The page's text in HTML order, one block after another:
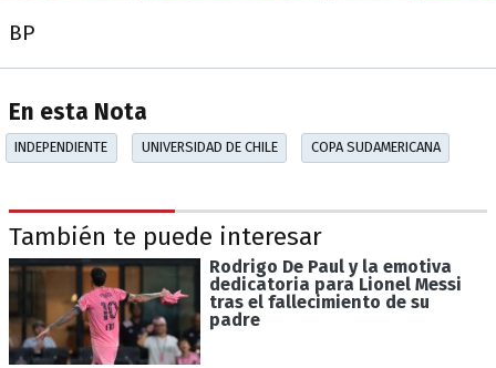
BP
En esta Nota
INDEPENDIENTE UNIVERSIDAD DE CHILE COPA SUDAMERICANA
También te puede interesar
Rodrigo De Paul y la emotiva
dedicatoria para Lionel Messi
tras el fallecimiento de su
padre